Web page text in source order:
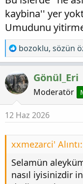
kaybina'' yer
Umudunu
T
e
p
k
i
l
e
r
:
bozoklu, sözün
Gönül_Eri
Moderatör
12 Haz 2026
xxmezarci' Alıntı:
Selamün
nasıl iyisinizdir